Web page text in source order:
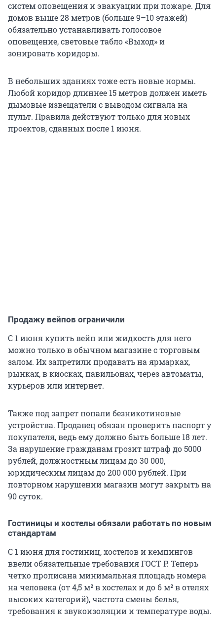
систем оповещения и эвакуации при пожаре. Для
домов выше 28 метров (больше 9–10 этажей)
обязательно устанавливать голосовое
оповещение, световые табло «Выход» и
зонировать коридоры.
В небольших зданиях тоже есть новые нормы.
Любой коридор длиннее 15 метровдолжен иметь
дымовые извещатели с выводом сигнала на
пульт. Правила действуют только для новых
проектов, сданных после 1 июня.
Продажу вейпов ограничили
С 1 июня купить вейп или жидкость для него
можно только в обычном магазине с торговым
залом. Их запретили продавать на ярмарках,
рынках, в киосках, павильонах, через автоматы,
курьеров или интернет.
Также под запрет попали безникотиновые
устройства. Продавец обязан проверить паспорт у
покупателя, ведь ему должно быть больше 18 лет.
За нарушение гражданам грозит штраф до 5000
рублей, должностным лицам до 30 000,
юридическим лицам до 200 000 рублей. При
повторном нарушении магазин могут закрыть на
90 суток.
Гостиницы и хостелы обязали работать по новым
стандартам
С 1 июня для гостиниц, хостелов и кемпингов
ввели обязательные требования ГОСТ Р. Теперь
четко прописана минимальная площадь номера
на человека (от 4,5 м² в хостелах и до 6 м² в отелях
высоких категорий), частота смены белья,
требования к звукоизоляции и температуре воды.